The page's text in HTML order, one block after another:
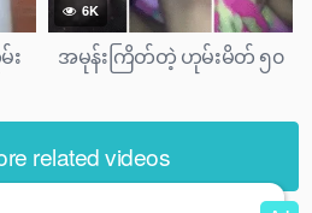
း
6K
အမုန်းကြိတ်တဲ့ ဟုမ်းမိတ် ၅၀
related videos